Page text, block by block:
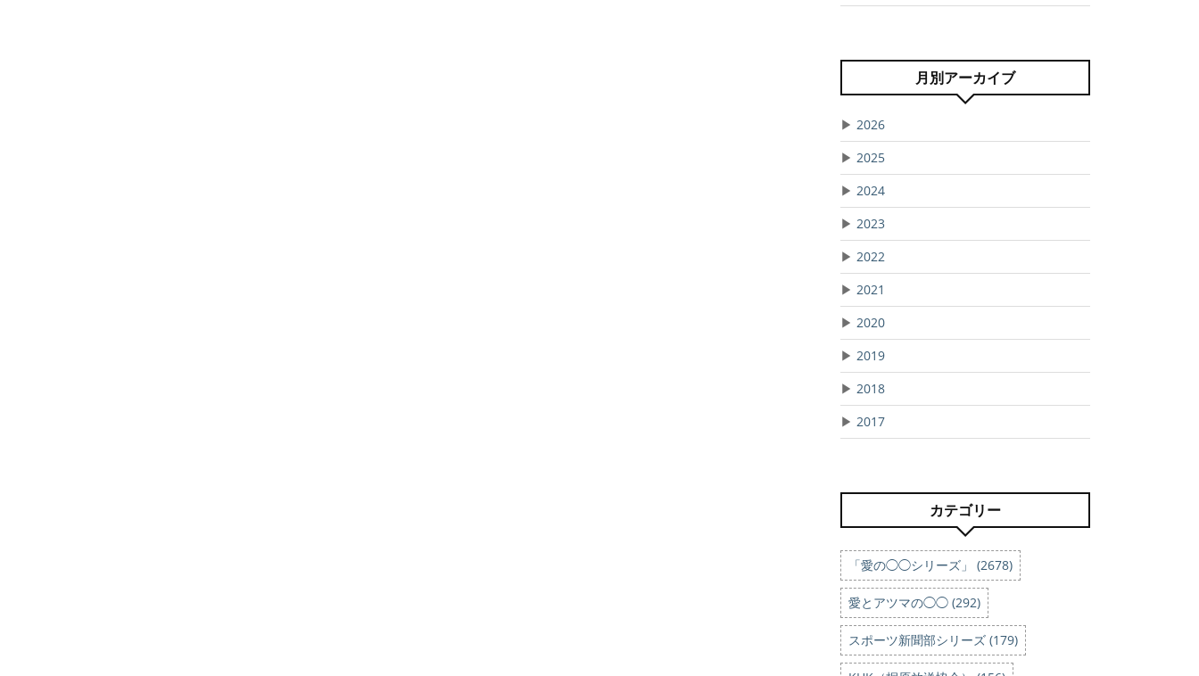
月別アーカイブ
▶ 2026
▶ 2025
▶ 2024
▶ 2023
▶ 2022
▶ 2021
▶ 2020
▶ 2019
▶ 2018
▶ 2017
カテゴリー
「愛の◯◯シリーズ」 (2678)
愛とアツマの◯◯ (292)
スポーツ新聞部シリーズ (179)